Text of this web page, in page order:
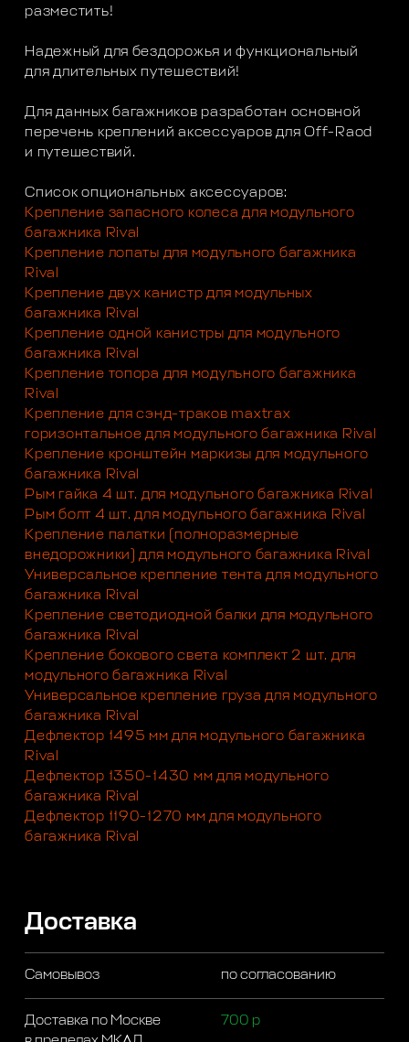
разместить!
Надежный для бездорожья и функциональный
для длительных путешествий!
Для данных багажников разработан основной
перечень креплений аксессуаров для Off-Raod
и путешествий.
Список опциональных аксессуаров:
Крепление запасного колеса для модульного
багажника Rival
Крепление лопаты для модульного багажника
Rival
Крепление двух канистр для модульных
багажника Rival
Крепление одной канистры для модульного
багажника Rival
Крепление топора для модульного багажника
Rival
Крепление для сэнд-траков maxtrax
горизонтальное для модульного багажника Rival
Крепление кронштейн маркизы для модульного
багажника Rival
Рым гайка 4 шт. для модульного багажника Rival
Рым болт 4 шт. для модульного багажника Rival
Крепление палатки (полноразмерные
внедорожники) для модульного багажника Rival
Универсальное крепление тента для модульного
багажника Rival
Крепление светодиодной балки для модульного
багажника Rival
Крепление бокового света комплект 2 шт. для
модульного багажника Rival
Универсальное крепление груза для модульного
багажника Rival
Дефлектор 1495 мм для модульного багажника
Rival
Дефлектор 1350-1430 мм для модульного
багажника Rival
Дефлектор 1190-1270 мм для модульного
багажника Rival
Доставка
Самовывоз по согласованию
Доставка по Москве
700 р